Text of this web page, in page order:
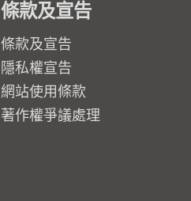
條款及宣告
條款及宣告
隱私權宣告
網站使用條款
著作權爭議處理